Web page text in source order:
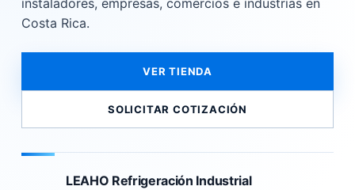
instaladores, empresas, comercios e industrias en
Costa Rica.
VER TIENDA
SOLICITAR COTIZACIÓN
LEAHO Refrigeración Industrial